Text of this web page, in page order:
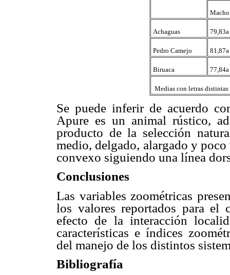
Macho
Achaguas 79,83a
Pedro Camejo 81,87a
Biruaca 77,84a
 Medias con letras
Se puede inferir de acuerdo
Apure es un animal rústico,
producto de la selección
medio, delgado, alargado y
convexo siguiendo una línea
Conclusiones
Las variables zoométricas
los valores reportados para el
efecto de la interacción
características e índices
del manejo de los distintos
Bibliografía